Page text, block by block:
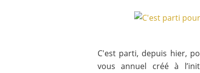
C'est parti, depuis hier,
vous annuel créé à